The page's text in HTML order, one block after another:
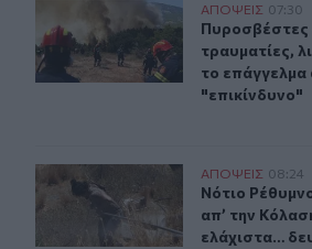
Πυροσβέστες στα όρια: Νεκροί,
ΑΠΟΨΕΙΣ 07:30
Πυροσβέστες
Πυροσβέστες
τραυματίες,
το επάγγελμα
"επικίνδυνο"
Νότιο Ρέθυμνο: Ο Παράδεισος
ΑΠΟΨΕΙΣ 08:24
Νότιο
Νότιο
απ’ την
ελάχιστα…